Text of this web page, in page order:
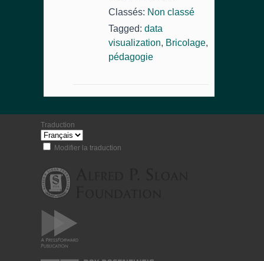
Classés: Non classé
Tagged: data
visualization, Bricolage,
pédagogie
Traduction
Modifier la traduction